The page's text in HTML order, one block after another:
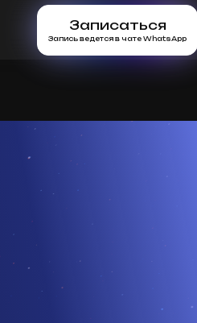
Записаться
Запись ведется в чате WhatsApp